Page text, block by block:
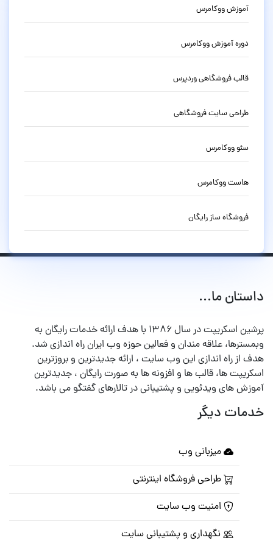
آموزش ووکامرس
دوره آموزش ووکامرس
قالب فروشگاهی وردپرس
طراحی سایت فروشگاهی
سئو ووکامرس
هاست ووکامرس
فروشگاه ساز رایگان
داستان ما...
پرشین اسکریپت در سال ۱۳۸۶ با هدف ارائه خدمات رایگان به
وبمسترها، علاقه مندان و فعالین حوزه وب ایران راه اندازی شد.
هدف از راه اندازی این وب سایت ، ارائه جدیدترین و بروزترین
اسکریپت ها، قالب ها و افزونه ها به صورت رایگان ، جدیدترین
آموزش های ویدئویی و پشتیبانی در تالارهای گفتگو می باشد.
خدمات دیگر
میزبانی وب
طراحی فروشگاه اینترنتی
امنیت وب سایت
نگهداری و پشتیبانی سایت